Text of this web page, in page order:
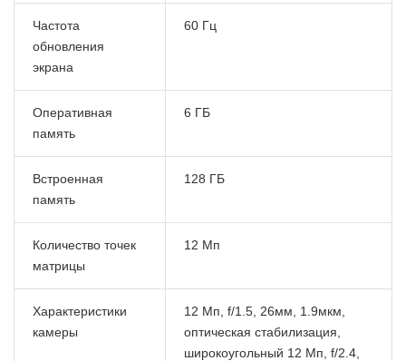
Частота
обновления
экрана
60 Гц
Оперативная
память
6 ГБ
Встроенная
память
128 ГБ
Количество точек
матрицы
12 Мп
Характеристики
камеры
12 Мп, f/1.5, 26мм, 1.9мкм,
оптическая стабилизация,
широкоугольный 12 Мп, f/2.4,